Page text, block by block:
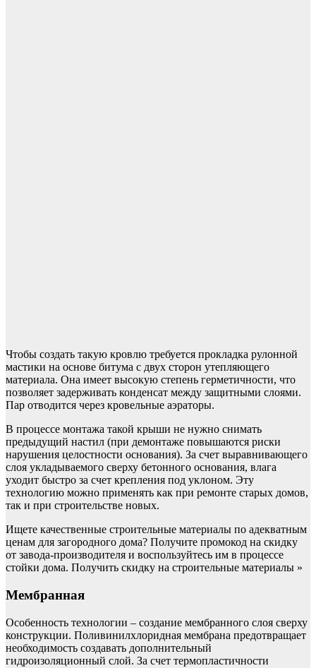
Чтобы создать такую кровлю требуется прокладка рулонной
мастики на основе битума с двух сторон утепляющего
материала. Она имеет высокую степень герметичности, что
позволяет задерживать конденсат между защитными слоями.
Пар отводится через кровельные аэраторы.
В процессе монтажа такой крыши не нужно снимать
предыдущий настил (при демонтаже повышаются риски
нарушения целостности основания). За счет выравнивающего
слоя укладываемого сверху бетонного основания, влага
уходит быстро за счет крепления под уклоном. Эту
технологию можно применять как при ремонте старых домов,
так и при строительстве новых.
Ищете качественные строительные материалы по адекватным
ценам для загородного дома? Получите промокод на скидку
от завода-производителя и воспользуйтесь им в процессе
стойки дома. Получить скидку на строительные материалы »
Мембранная
Особенность технологии – создание мембранного слоя сверху
конструкции. Поливинилхлоридная мембрана предотвращает
необходимость создавать дополнительный
гидроизоляционный слой. За счет термопластичности